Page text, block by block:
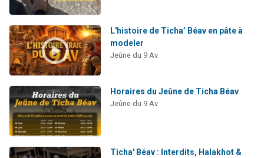
L'histoire de Ticha’ Béav en pâte à
modeler
Jeûne du 9 Av
Horaires du Jeûne de Ticha Béav
Jeûne du 9 Av
Ticha' Béav : Interdits, Halakhot &